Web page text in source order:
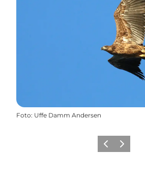
Foto: Uffe Damm Andersen
ZurückWeiter